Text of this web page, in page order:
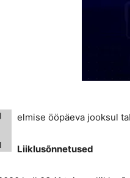
elmise ööpäeva jooksul
Liiklusõnnetused